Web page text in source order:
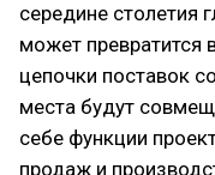
середине столетия
может превратится
цепочки поставок
места будут
себе функции
продаж и